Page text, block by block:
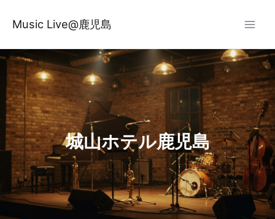
ス
キ
プ
Music Live@鹿児島
城山ホテル鹿児島